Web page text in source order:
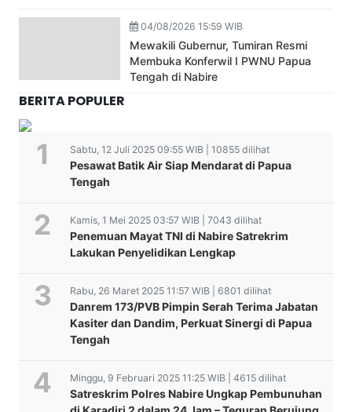
04/08/2026 15:59 WIB
Mewakili Gubernur, Tumiran Resmi
Membuka Konferwil I PWNU Papua
Tengah di Nabire
BERITA POPULER
Sabtu, 12 Juli 2025 09:55 WIB | 10855 dilihat
Pesawat Batik Air Siap Mendarat di Papua
Tengah
Kamis, 1 Mei 2025 03:57 WIB | 7043 dilihat
Penemuan Mayat TNI di Nabire Satrekrim
Lakukan Penyelidikan Lengkap
Rabu, 26 Maret 2025 11:57 WIB | 6801 dilihat
Danrem 173/PVB Pimpin Serah Terima Jabatan
Kasiter dan Dandim, Perkuat Sinergi di Papua
Tengah
Minggu, 9 Februari 2025 11:25 WIB | 4615 dilihat
Satreskrim Polres Nabire Ungkap Pembunuhan